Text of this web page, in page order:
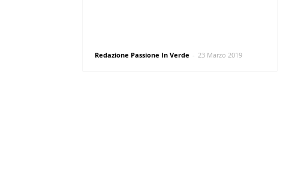
Redazione Passione In Verde - 23 Marzo 2019